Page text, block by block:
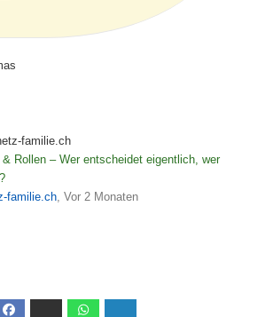
Rollen – Wer entscheidet eigentlich, wer
familie.ch, Vor 2 Monaten